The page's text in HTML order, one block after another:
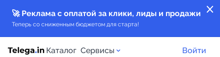
close
🚀 Реклама с оплатой за клики, лиды и продажи
Теперь со сниженным бюджетом для старта!
Каталог Сервисы Войти